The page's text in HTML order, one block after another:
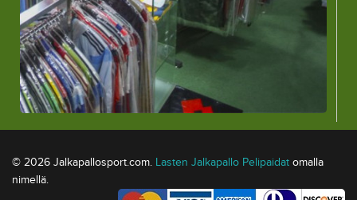
© 2026 Jalkapallosport.com. Lasten Jalkapallo Pelipaidat omalla
nimellä.